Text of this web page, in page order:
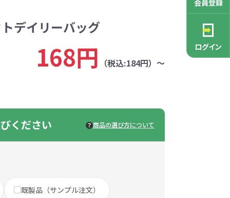
ートバッ
不織布バッグ
保冷バッグ
巾着・リュ
チ キャンバスポーチ
マルチケース
ミマグカッ
ガラスマグカップ
その他
ッシュ ボトルティッシュ
アロマ・フレグランス
ッズ
ッシュ・ティ
リサイクルレザー
ラバーウッド
生分解性素材
セット 子供向け抽選会セット
抽選会
キャラクター・ファンシー雑
雑貨 生活雑貨
グッズ 生活雑貨
ッグ特集
全 消防・救急グッズ
会員登録
ログイン
デイリーバッグ
168円 （税込:184円）～
ください 商品の選び方について
既製品（サンプル注文）